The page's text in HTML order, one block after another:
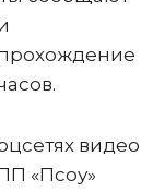
видео
«Псоу»